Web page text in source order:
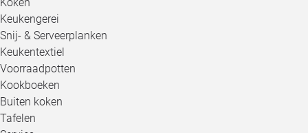
Keukengerei
Snij- & Serveerplanken
Keukentextiel
Voorraadpotten
Kookboeken
Buiten koken
Tafelen